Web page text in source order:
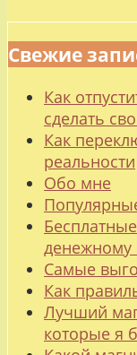
Свежие
Как
сделать
Как
реальности
Обо мне
Самые
Как
Лучший
которые я